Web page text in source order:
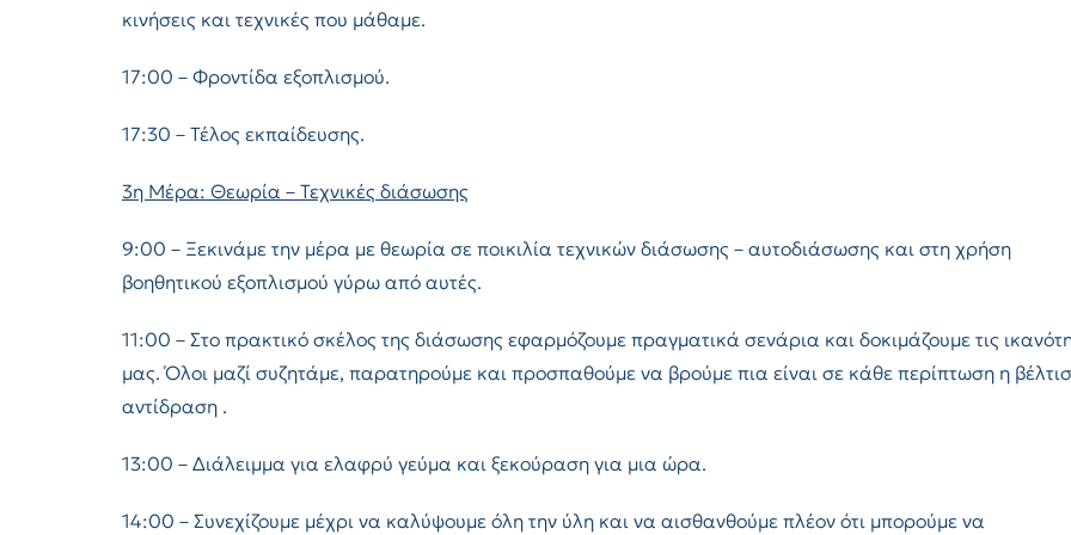
κινήσεις και τεχνικές που μάθαμε.
17:00 – Φροντίδα εξοπλισμού.
17:30 – Τέλος εκπαίδευσης.
3η Μέρα: Θεωρία – Τεχνικές διάσωσης
9:00 – Ξεκινάμε την μέρα με θεωρία σε ποικιλία τεχνικών διάσωσης – αυτοδιάσωσης και στη χρήση
βοηθητικού εξοπλισμού γύρω από αυτές.
11:00 – Στο πρακτικό σκέλος της διάσωσης εφαρμόζουμε πραγματικά σενάρια και δοκιμάζουμε τις
μας. Όλοι μαζί συζητάμε, παρατηρούμε και προσπαθούμε να βρούμε πια είναι σε κάθε περίπτωση η
αντίδραση .
13:00 – Διάλειμμα για ελαφρύ γεύμα και ξεκούραση για μια ώρα.
14:00 – Συνεχίζουμε μέχρι να καλύψουμε όλη την ύλη και να αισθανθούμε πλέον ότι μπορούμε να